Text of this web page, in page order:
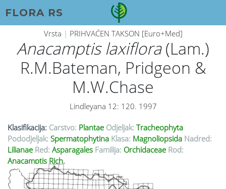
FLORA RS
Vrsta | PRIHVAĆEN TAKSON [Euro+Med]
Anacamptis laxiflora(Lam.)
R.M.Bateman, Pridgeon &
M.W.Chase
Lindleyana 12: 120. 1997
Klasifikacija: Carstvo: Plantae Odjeljak: Tracheophyta
Pododjeljak: Spermatophytina Klasa: Magnoliopsida Nadred:
Lilianae Red: Asparagales Familija: Orchidaceae Rod:
Anacamptis Rich.